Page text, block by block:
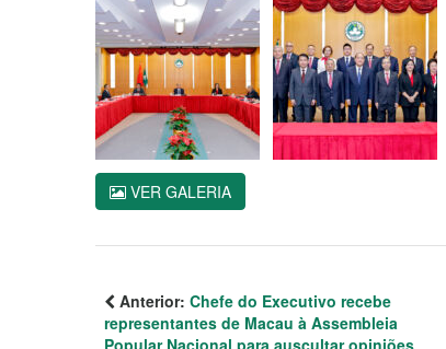
VER GALERIA
Anterior: Chefe do Executivo recebe
representantes de Macau à Assembleia